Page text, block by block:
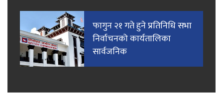
फागुन २१ गते हुने प्रतिनिधि सभा
निर्वाचनको कार्यतालिका
सार्वजनिक